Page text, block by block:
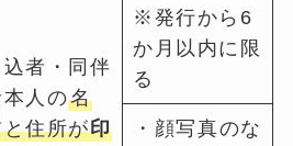
込者・同伴
本人の名
と住所が印
※発行から6
か月以内に限
る
・顔写真のな